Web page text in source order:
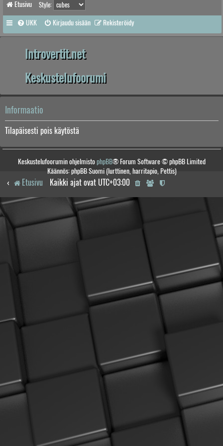
Etusivu Style:
UKK Kirjaudu sisään Rekisteröidy
Introvertit.net
Keskustelufoorumi
Informaatio
Tilapäisesti pois käytöstä
Keskustelufoorumin ohjelmistophpBB® Forum Software © phpBB Limited
Käännös: phpBB Suomi (lurttinen, harritapio, Pettis)
Etusivu Kaikki ajat ovat UTC+03:00